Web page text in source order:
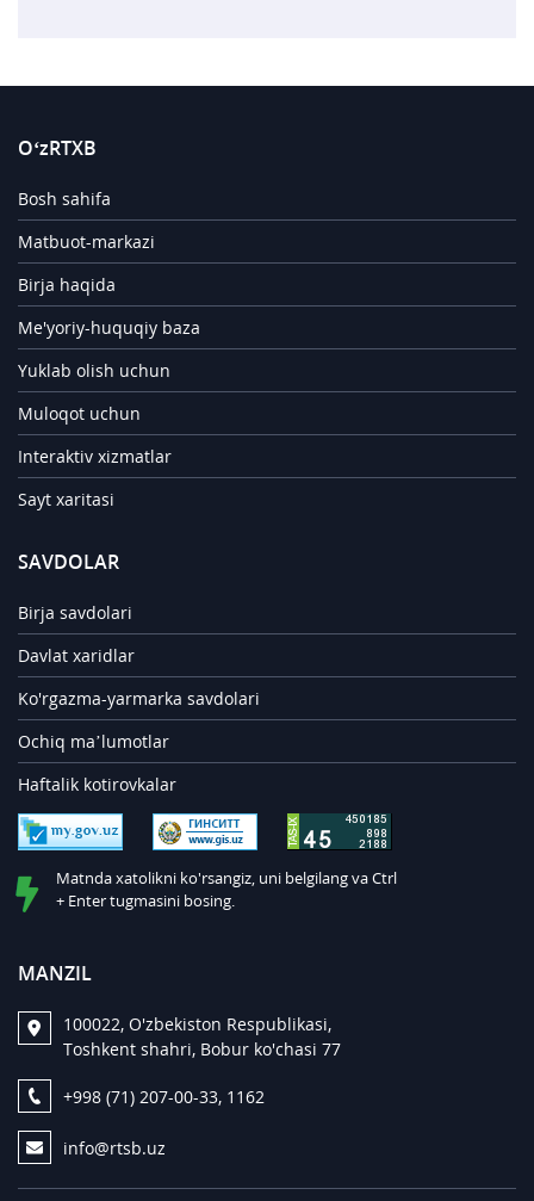
O‘zRTXB
Bosh sahifa
Matbuot-markazi
Birja haqida
Me'yoriy-huquqiy baza
Yuklab olish uchun
Muloqot uchun
Interaktiv xizmatlar
Sayt xaritasi
SAVDOLAR
Birja savdolari
Davlat xaridlar
Ko'rgazma-yarmarka savdolari
Ochiq ma’lumotlar
Haftalik kotirovkalar
Matnda xatolikni ko'rsangiz, uni belgilang va Ctrl
+ Enter tugmasini bosing.
MANZIL
100022, O'zbekiston Respublikasi,
Toshkent shahri, Bobur ko'chasi 77
+998 (71) 207-00-33, 1162
info@rtsb.uz